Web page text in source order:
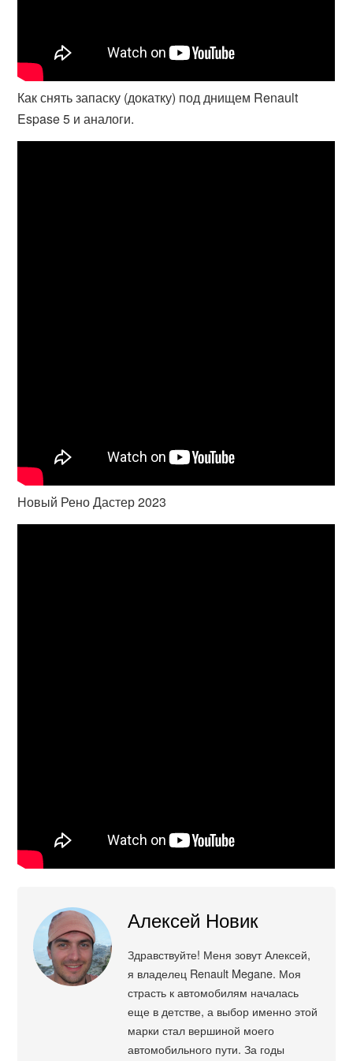
Как снять запаску (докатку) под днищем Renault
Espase 5 и аналоги.
Новый Рено Дастер 2023
Алексей Новик
Здравствуйте! Меня зовут Алексей,
я владелец Renault Megane. Моя
страсть к автомобилям началась
еще в детстве, а выбор именно этой
марки стал вершиной моего
автомобильного пути. За годы